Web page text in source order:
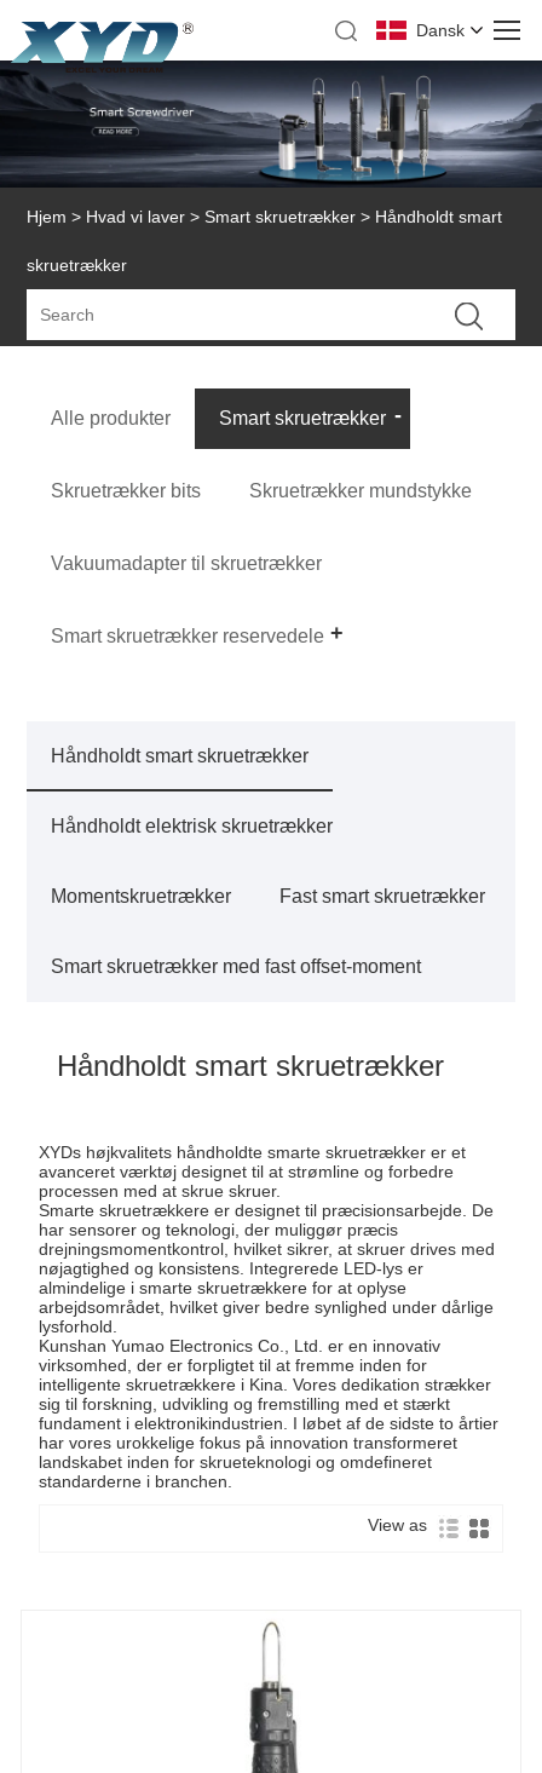
Dansk
Hjem > Hvad vi laver >Smart skruetrækker > Håndholdt smart
skruetrækker
Alle produkter Smart skruetrækker
Skruetrækker bits Skruetrækker mundstykke
Vakuumadapter til skruetrækker
Smart skruetrækker reservedele
Håndholdt smart skruetrækker
Håndholdt elektrisk skruetrækker
Momentskruetrækker Fast smart skruetrækker
Smart skruetrækker med fast offset-moment
Håndholdt smart skruetrækker
XYDs højkvalitets håndholdte smarte skruetrækker er et
avanceret værktøj designet til at strømline og forbedre
processen med at skrue skruer.
Smarte skruetrækkere er designet til præcisionsarbejde. De
har sensorer og teknologi, der muliggør præcis
drejningsmomentkontrol, hvilket sikrer, at skruer drives med
nøjagtighed og konsistens. Integrerede LED-lys er
almindelige i smarte skruetrækkere for at oplyse
arbejdsområdet, hvilket giver bedre synlighed under dårlige
lysforhold.
Kunshan Yumao Electronics Co., Ltd. er en innovativ
virksomhed, der er forpligtet til at fremme inden for
intelligente skruetrækkere i Kina. Vores dedikation strækker
sig til forskning, udvikling og fremstilling med et stærkt
fundament i elektronikindustrien. I løbet af de sidste to årtier
har vores urokkelige fokus på innovation transformeret
landskabet inden for skrueteknologi og omdefineret
standarderne i branchen.
View as